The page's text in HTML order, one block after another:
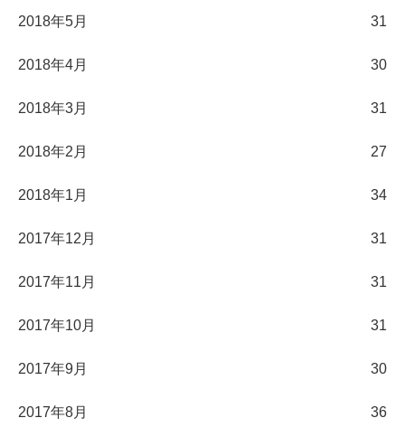
2018年5月 31
2018年4月 30
2018年3月 31
2018年2月 27
2018年1月 34
2017年12月 31
2017年11月 31
2017年10月 31
2017年9月 30
2017年8月 36